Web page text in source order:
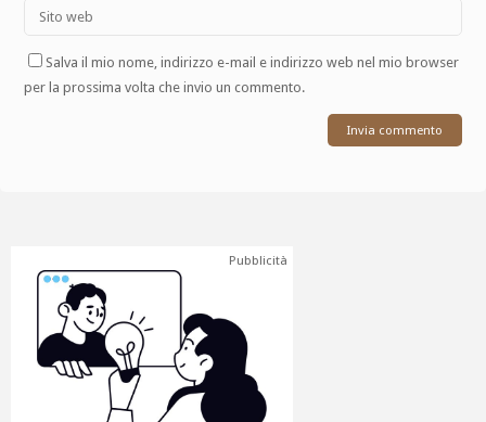
Salva il mio nome, indirizzo e-mail e indirizzo web nel mio browser
per la prossima volta che invio un commento.
Pubblicità